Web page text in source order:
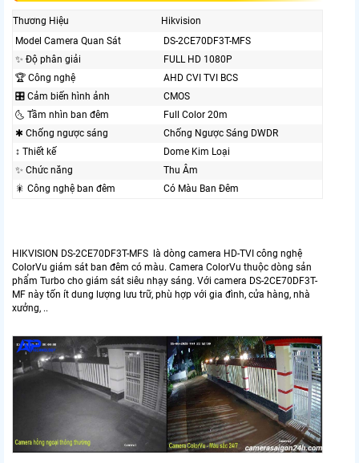
Thương Hiệu
Hikvision
Model Camera Quan Sát
DS-2CE70DF3T-MFS
✨ Độ phân giải
FULL HD 1080P
🏆 Công nghệ
AHD CVI TVI BCS
🎛 Cảm biến hình ảnh
CMOS
🌜 Tầm nhìn ban đêm
Full Color 20m
✱ Chống ngược sáng
Chống Ngược Sáng DWDR
↕️ Thiết kế
Dome Kim Loại
✨ Chức năng
Thu Âm
🎇 Công nghệ ban đêm
Có Màu Ban Đêm
HIKVISION DS-2CE70DF3T-MFS là dòng camera HD-TVI công nghệ
ColorVu giám sát ban đêm có màu. Camera ColorVu thuộc dòng sản
phẩm Turbo cho giám sát siêu nhạy sáng. Với camera DS-2CE70DF3T-
MF này tốn ít dung lượng lưu trữ, phù hợp với gia đình, cửa hàng, nhà
xưởng, ..